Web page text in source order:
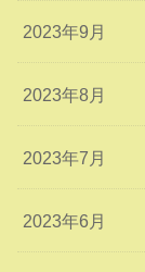
2023年9月
2023年8月
2023年7月
2023年6月